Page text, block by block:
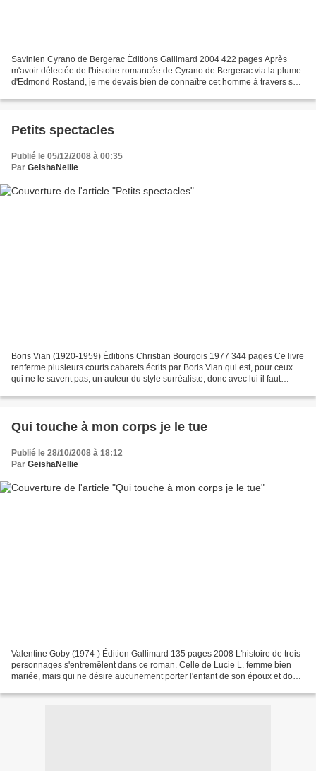
Savinien Cyrano de Bergerac Éditions Gallimard 2004 422 pages Après
m'avoir délectée de l'histoire romancée de Cyrano de Bergerac via la plume
d'Edmond Rostand, je me devais bien de connaître cet homme à travers ses
Petits spectacles
Publié le 05/12/2008 à 00:35
Par GeishaNellie
Boris Vian (1920-1959) Éditions Christian Bourgois 1977 344 pages Ce livre
renferme plusieurs courts cabarets écrits par Boris Vian qui est, pour ceux
qui ne le savent pas, un auteur du style surréaliste, donc avec lui il faut
Qui touche à mon corps je le tue
Publié le 28/10/2008 à 18:12
Par GeishaNellie
Valentine Goby (1974-) Édition Gallimard 135 pages 2008 L'histoire de trois
personnages s'entremêlent dans ce roman. Celle de Lucie L. femme bien
mariée, mais qui ne désire aucunement porter l'enfant de son époux et dont